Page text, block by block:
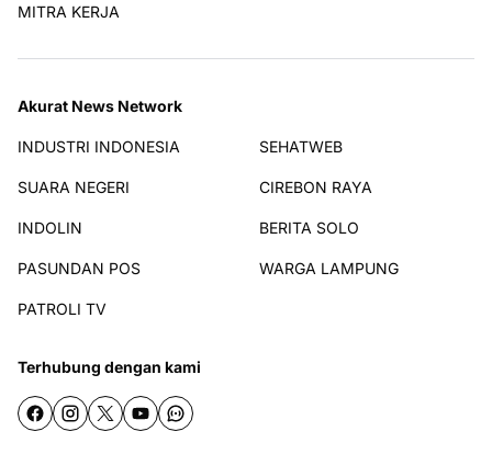
MITRA KERJA
Akurat News Network
INDUSTRI INDONESIA SEHATWEB
SUARA NEGERI CIREBON RAYA
INDOLIN BERITA SOLO
PASUNDAN POS WARGA LAMPUNG
PATROLI TV
Terhubung dengan kami